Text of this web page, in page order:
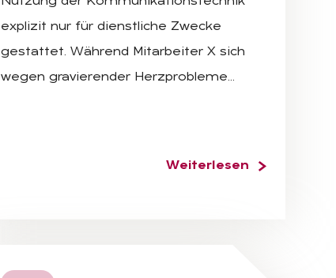
explizit nur für dienstliche Zwecke
gestattet. Während Mitarbeiter X sich
wegen gravierender Herzprobleme…
Weiterlesen